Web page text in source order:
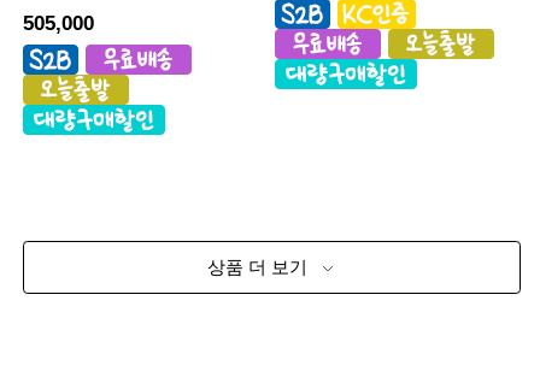
505,000
상품 더 보기